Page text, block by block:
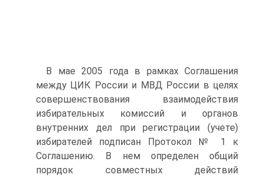
В мае 2005 года в рамках Соглашения
между ЦИК России и МВД России в целях
совершенствования взаимодействия
избирательных комиссий и органов
внутренних дел при регистрации (учете)
избирателей подписан Протокол № 1 к
Соглашению. В нем определен общий
порядок совместных действий